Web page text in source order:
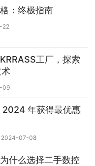
：终极指南
22
工厂，探索
09
2024 年获得最优惠
2024-07-08
什么选择二手数控